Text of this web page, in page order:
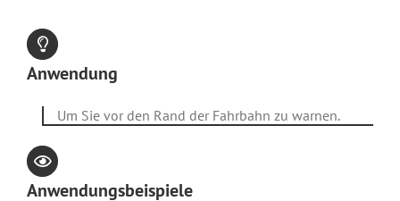
Anwendung
Um Sie vor den Rand der Fahrbahn zu warnen.
Anwendungsbeispiele